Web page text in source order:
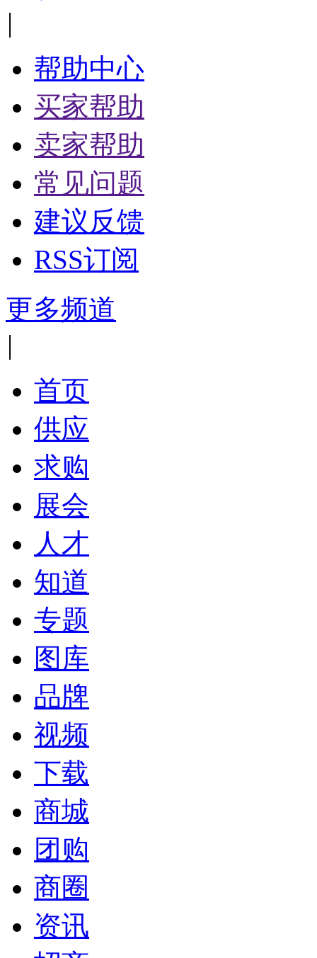
|
帮助中心
买家帮助
卖家帮助
常见问题
建议反馈
RSS订阅
更多频道
|
首页
供应
求购
展会
人才
知道
专题
图库
品牌
视频
下载
商城
团购
商圈
资讯